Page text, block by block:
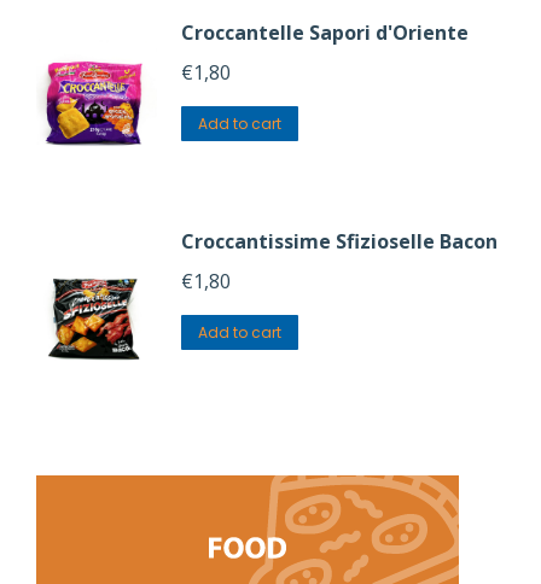
Croccantelle Sapori d'Oriente
€1,80
Add to cart
Croccantissime Sfizioselle Bacon
€1,80
Add to cart